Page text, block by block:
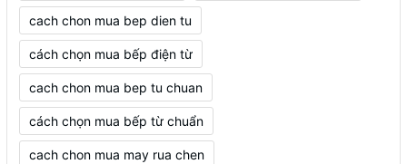
cach chon mua bep dien tu
cách chọn mua bếp điện từ
cach chon mua bep tu chuan
cách chọn mua bếp từ chuẩn
cach chon mua may rua chen